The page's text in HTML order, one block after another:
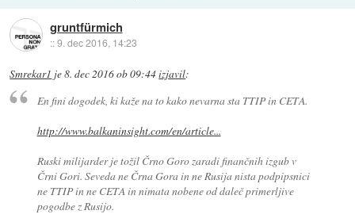
gruntfürmich
::9. dec 2016, 14:23
Smrekar1 je8. dec 2016 ob 09:44izjavil:
En fini dogodek, ki kaže na to kako nevarna sta TTIP in CETA.
http://www.balkaninsight.com/en/article...
Ruski milijarder je tožil Črno Goro zaradi finančnih izgub v
Črni Gori. Seveda ne Črna Gora in ne Rusija nista podpipsnici
ne TTIP in ne CETA in nimata nobene od daleč primerljive
pogodbe z Rusijo.